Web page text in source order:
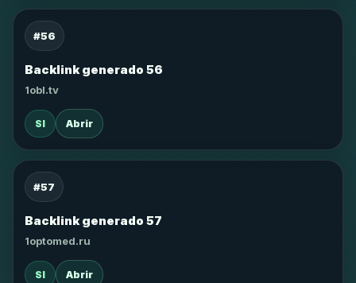
#56
Backlink generado 56
1obl.tv
SI Abrir
#57
Backlink generado 57
1optomed.ru
SI Abrir